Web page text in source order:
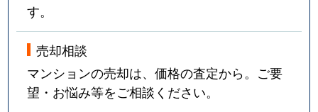
す。
売却相談
マンションの売却は、価格の査定から。ご要
望・お悩み等をご相談ください。